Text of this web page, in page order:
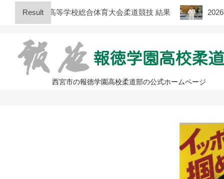
Result
庫県高等学校総合体育大会柔道競技 結果 2026年度
西宮市の報徳学園高校柔道部の公式ホームページ